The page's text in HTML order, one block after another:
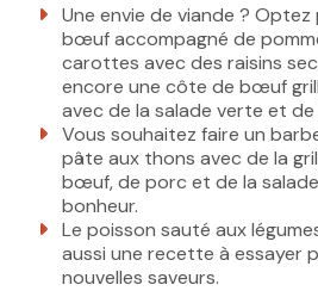
Une envie de viande ?
bœuf accompagné de
carottes avec des raisins
encore une côte de bœuf
avec de la salade verte et de
Vous souhaitez faire un
pâte aux thons avec de la
bœuf, de porc et de la
bonheur.
Le poisson sauté aux
aussi une recette à essayer
nouvelles saveurs.